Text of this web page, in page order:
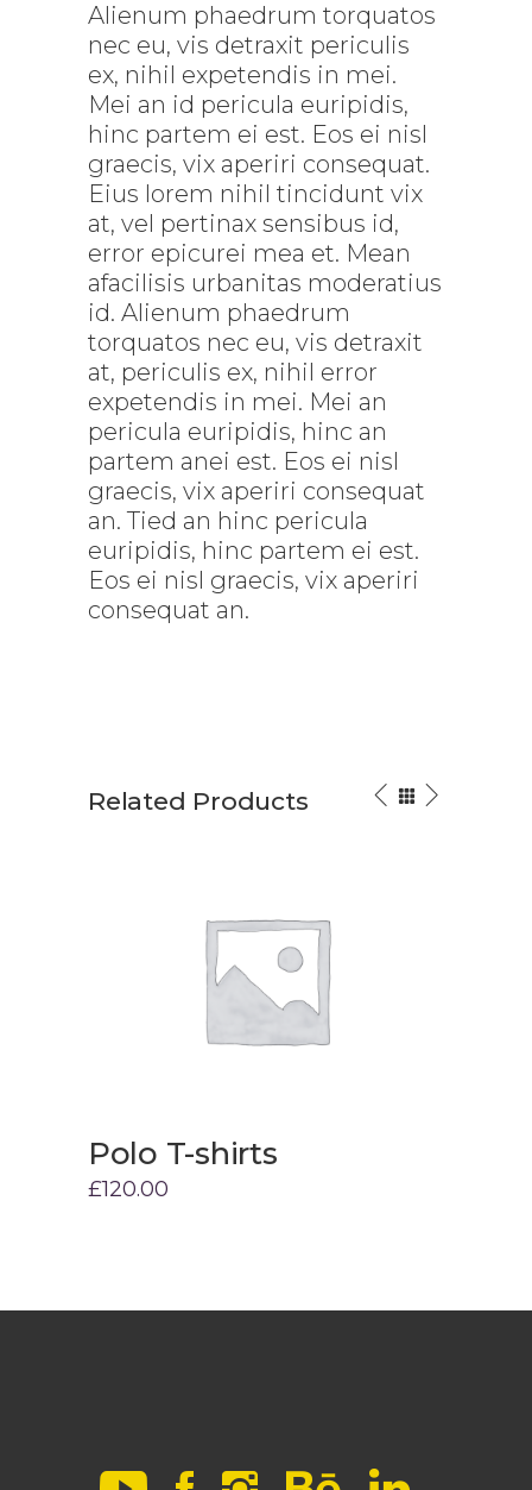
Alienum phaedrum torquatos
nec eu, vis detraxit periculis
ex, nihil expetendis in mei.
Mei an id pericula euripidis,
hinc partem ei est. Eos ei nisl
graecis, vix aperiri consequat.
Eius lorem nihil tincidunt vix
at, vel pertinax sensibus id,
error epicurei mea et. Mean
afacilisis urbanitas moderatius
id. Alienum phaedrum
torquatos nec eu, vis detraxit
at, periculis ex, nihil error
expetendis in mei. Mei an
pericula euripidis, hinc an
partem anei est. Eos ei nisl
graecis, vix aperiri consequat
an. Tied an hinc pericula
euripidis, hinc partem ei est.
Eos ei nisl graecis, vix aperiri
consequat an.
Related Products
Add to cart
Polo T-shirts
£120.00